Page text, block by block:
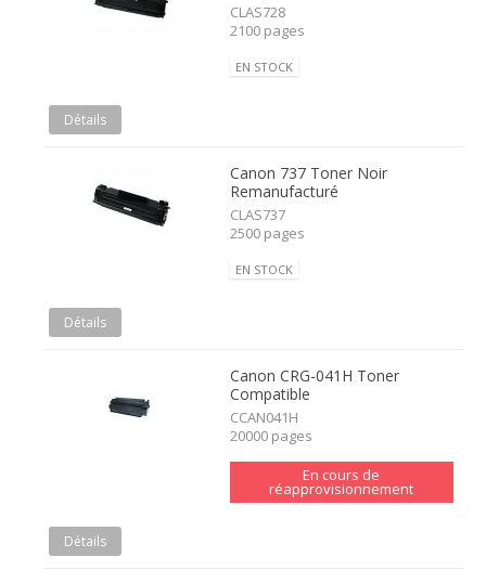
CLAS728
2100 pages
EN STOCK
Détails
Canon 737 Toner Noir
Remanufacturé
CLAS737
2500 pages
EN STOCK
Détails
Canon CRG-041H Toner
Compatible
CCAN041H
20000 pages
En cours de
réapprovisionnement
Détails